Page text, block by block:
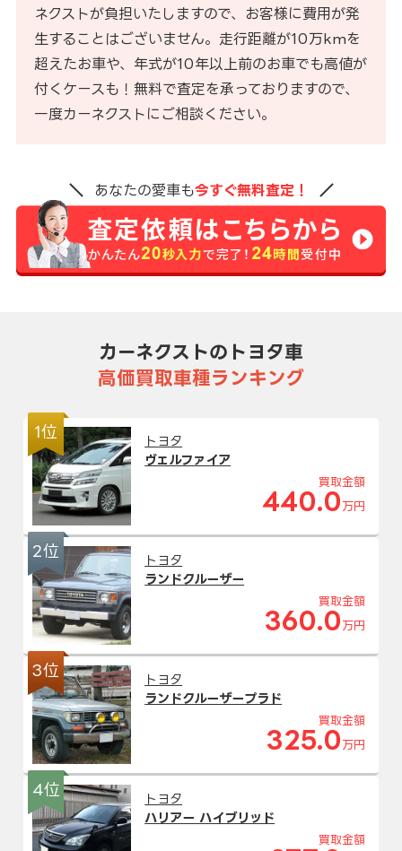
ネクストが負担いたしますので、お客様に費用が発
生することはございません。走行距離が10万kmを
超えたお車や、年式が10年以上前のお車でも高値が
付くケースも！無料で査定を承っておりますので、
一度カーネクストにご相談ください。
あなたの愛車も今すぐ無料査定！
カーネクストのトヨタ車
高価買取車種ランキング
1位
トヨタ
ヴェルファイア
買取金額
440.0 万円
2位
トヨタ
ランドクルーザー
買取金額
360.0 万円
3位
トヨタ
ランドクルーザープラド
買取金額
325.0 万円
4位
トヨタ
ハリアー ハイブリッド
買取金額